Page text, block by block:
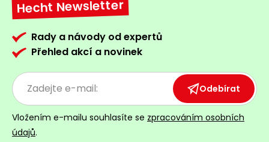
Hecht Newsletter
Rady a návody od expertů
Přehled akcí a novinek
Odebírat
Vložením e-mailu souhlasíte se zpracováním osobních
údajů.